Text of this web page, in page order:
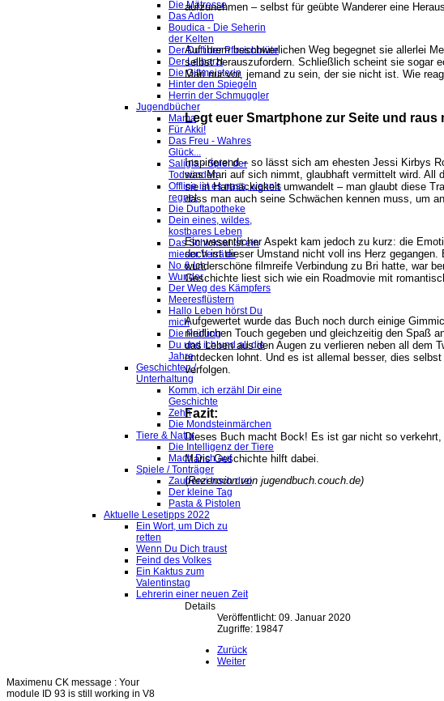
Die Mätresse
Das Adlon
Boudica - Die Seherin
der Kelten
Der Duft der Pfirsichblüte
Der Leibarzt
Die Giftmeisterin
Hinter den Spiegeln
Herrin der Schmuggler
Jugendbücher
Mama
Für Akki!
Das Freu - Wahres
Glück...
Saligia - Spiel der
Todsünden
Offline ist es nass, wenn's
regnet
Die Duftapotheke
Dein eines, wildes,
kostbares Leben
Das Schicksal ist ein
mieser Verräter
No & Ich
Wunder
Der Weg des Kämpfers
Meeresflüstern
Hallo Leben hörst Du
mich
Die Prüfung
Du und ich und all die
Jahre
Geschichten /
Unterhaltung
Komm, ich erzähl Dir eine
Geschichte
Zehn
Die Mondsteinmärchen
Tiere & Natur
Die Intelligenz der Tiere
Mach Dich auf
Spiele / Tonträger
Zauberei hoch drei
Der kleine Tag
Pasta & Pistolen
Aktuelle Lesetipps 2022
Ein Wort, um Dich zu
retten
Wenn Du Dich traust
Feind des Volkes
Ein Kaktus zum
Valentinstag
Lehrerin einer neuen Zeit
aufzunehmen – selbst für geübte Wanderer eine
Auf ihrem beschwerlichen Weg begegnet sie allerlei
selbst herauszufordern. Schließlich scheint sie sogar
Mari nur vor, jemand zu sein, der sie nicht ist. Wie
Legt euer Smartphone zur Seite und raus
Inspirierend – so lässt sich am ehesten Jessi Kirbys
was Mari auf sich nimmt, glaubhaft vermittelt wird. All
sie in Hartnäckigkeit umwandelt – man glaubt diese
dass man auch seine Schwächen kennen muss, um
Ein wesentlicher Aspekt kam jedoch zu kurz: die
doch ist dieser Umstand nicht voll ins Herz
wunderschöne filmreife Verbindung zu Bri hatte, war
Geschichte liest sich wie ein Roadmovie mit
Aufgewertet wurde das Buch noch durch einige
niedlichen Touch gegeben und gleichzeitig den Spaß
das Leben aus den Augen zu verlieren neben all dem
entdecken lohnt. Und es ist allemal besser, dies
verfolgen.
Fazit:
Dieses Buch macht Bock! Es ist gar nicht so
Maris Geschichte hilft dabei.
(Rezension von jugendbuch.couch.de)
Details
Veröffentlicht: 09. Januar 2020
Zugriffe: 19847
Zurück
Weiter
Maximenu CK message : Your
module ID 93 is still working in V8